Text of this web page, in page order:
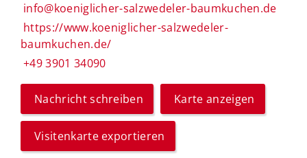
info@koeniglicher-salzwedeler-baumkuchen.de
https://www.koeniglicher-salzwedeler-
baumkuchen.de/
+49 3901 34090
Nachricht schreiben Karte anzeigen
Visitenkarte exportieren